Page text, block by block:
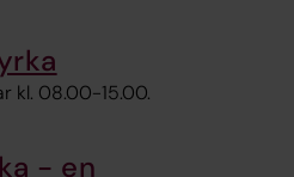
kl. 08.00-15.00.
- en